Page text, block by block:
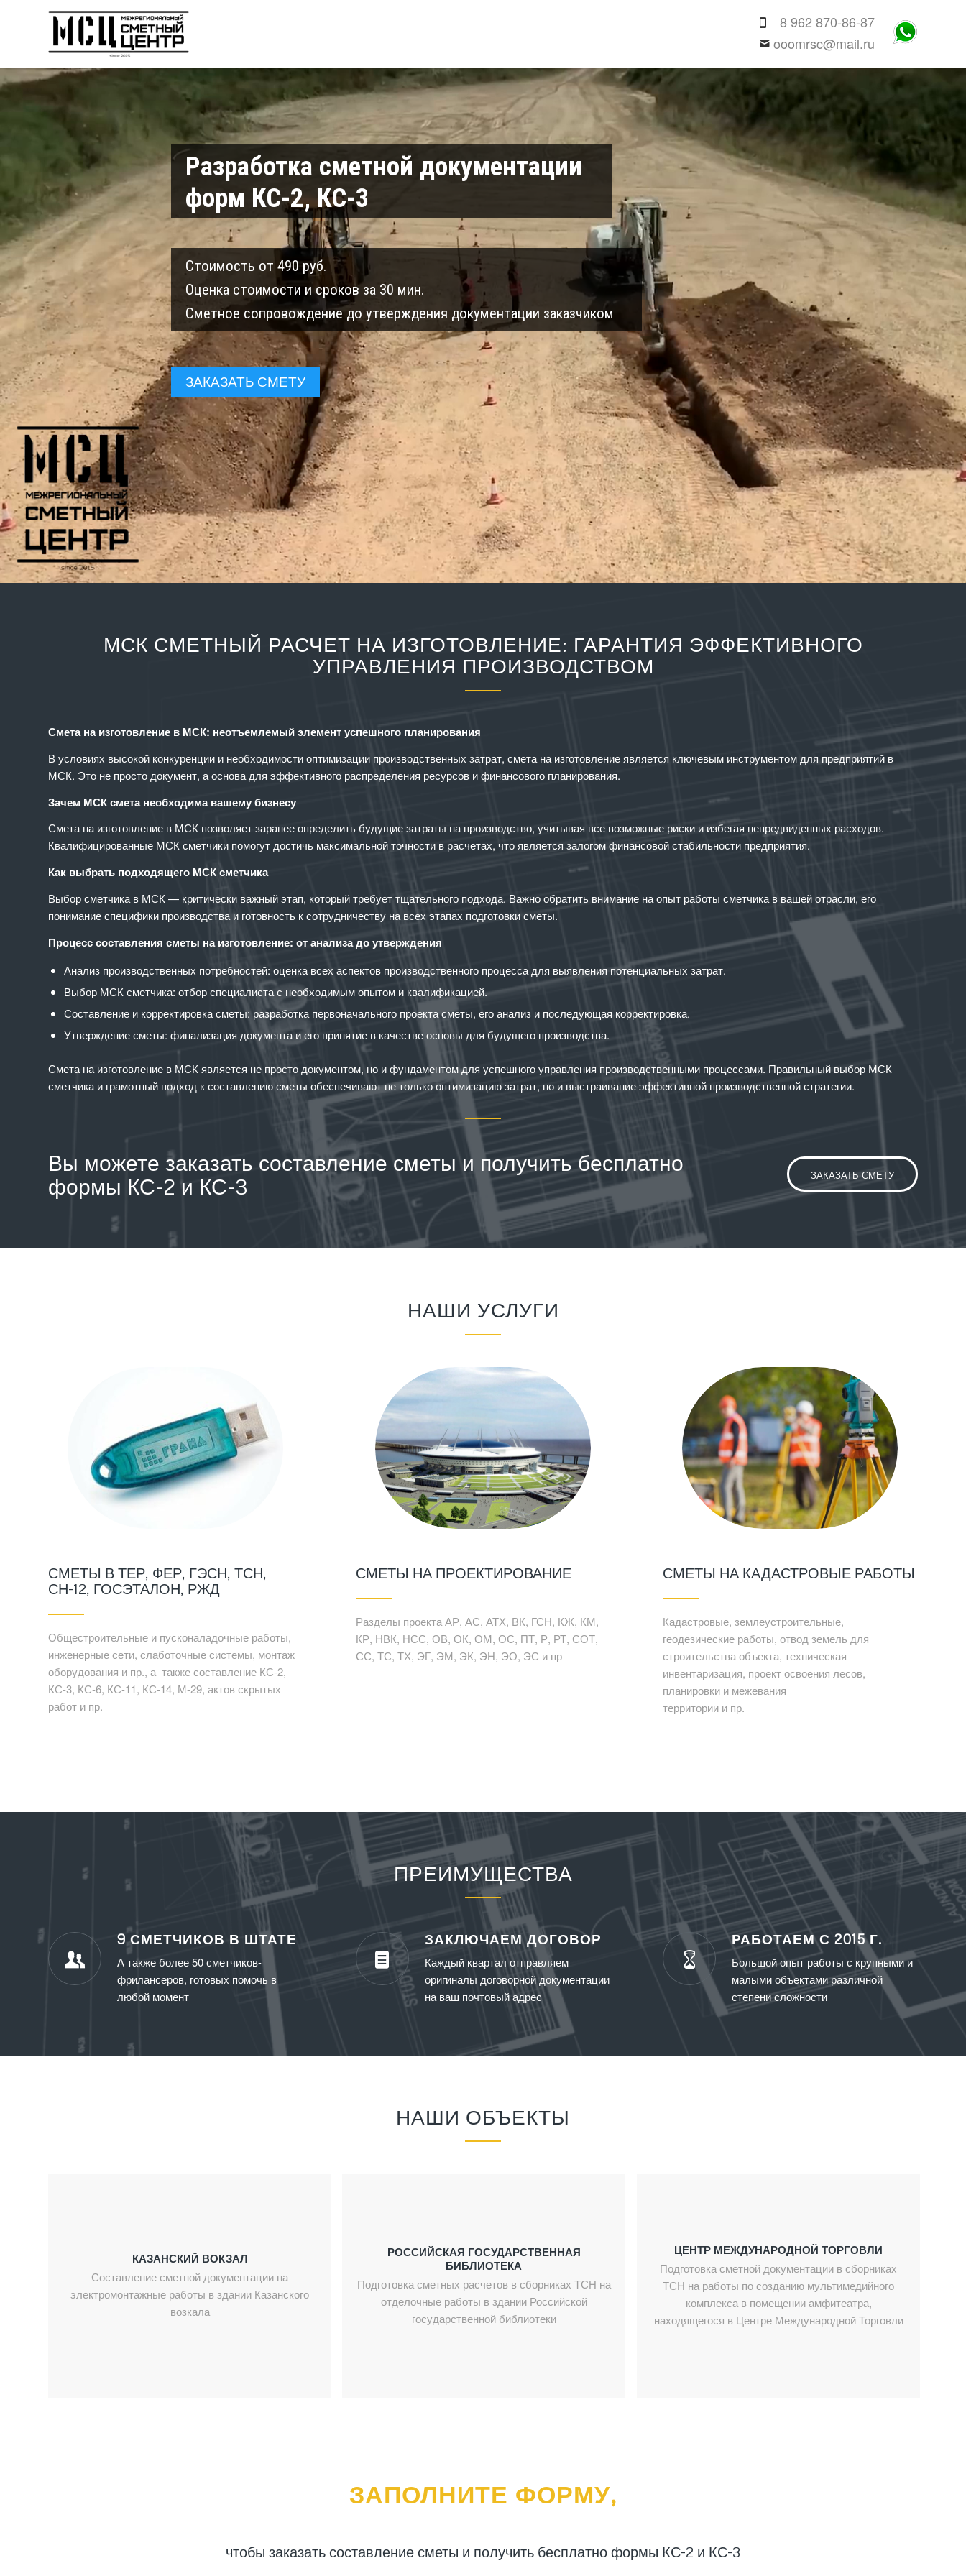
8 962 870-86-87
ooomrsc@mail.ru
Cтоимость от 490 руб.
Оценка стоимости и сроков за 30 мин.
Сметное сопровождение до утверждения документации заказчиком
Разработка сметной документации
форм КС-2, КС-3
ЗАКАЗАТЬ СМЕТУ
МСК СМЕТНЫЙ РАСЧЕТ НА ИЗГОТОВЛЕНИЕ: ГАРАНТИЯ ЭФФЕКТИВНОГО
УПРАВЛЕНИЯ ПРОИЗВОДСТВОМ
Смета на изготовление в МСК: неотъемлемый элемент успешного планирования
В условиях высокой конкуренции и необходимости оптимизации производственных затрат, смета на изготовление является ключевым инструментом для предприятий в
МСК. Это не просто документ, а основа для эффективного распределения ресурсов и финансового планирования.
Зачем МСК смета необходима вашему бизнесу
Смета на изготовление в МСК позволяет заранее определить будущие затраты на производство, учитывая все возможные риски и избегая непредвиденных расходов.
Квалифицированные МСК сметчики помогут достичь максимальной точности в расчетах, что является залогом финансовой стабильности предприятия.
Как выбрать подходящего МСК сметчика
Выбор сметчика в МСК — критически важный этап, который требует тщательного подхода. Важно обратить внимание на опыт работы сметчика в вашей отрасли, его
понимание специфики производства и готовность к сотрудничеству на всех этапах подготовки сметы.
Процесс составления сметы на изготовление: от анализа до утверждения
Анализ производственных потребностей: оценка всех аспектов производственного процесса для выявления потенциальных затрат.
Выбор МСК сметчика: отбор специалиста с необходимым опытом и квалификацией.
Составление и корректировка сметы: разработка первоначального проекта сметы, его анализ и последующая корректировка.
Утверждение сметы: финализация документа и его принятие в качестве основы для будущего производства.
Смета на изготовление в МСК является не просто документом, но и фундаментом для успешного управления производственными процессами. Правильный выбор МСК
сметчика и грамотный подход к составлению сметы обеспечивают не только оптимизацию затрат, но и выстраивание эффективной производственной стратегии.
Вы можете заказать составление сметы и получить бесплатно
формы КС-2 и КС-3
ЗАКАЗАТЬ СМЕТУ
НАШИ УСЛУГИ
СМЕТЫ В ТЕР, ФЕР, ГЭСН, ТСН,
СН-12, ГОСЭТАЛОН, РЖД
Общестроительные и пусконаладочные работы,
инженерные сети, слаботочные системы, монтаж
оборудования и пр., а также составление КС-2,
КС-3, КС-6, КС-11, КС-14, М-29, актов скрытых
работ и пр.
СМЕТЫ НА ПРОЕКТИРОВАНИЕ
Разделы проекта АР, АС, АТХ, ВК, ГСН, КЖ, КМ,
КР, НВК, НСС, ОВ, ОК, ОМ, ОС, ПТ, Р, РТ, СОТ,
СС, ТС, ТХ, ЭГ, ЭМ, ЭК, ЭН, ЭО, ЭС и пр
СМЕТЫ НА КАДАСТРОВЫЕ РАБОТЫ
Кадастровые, землеустроительные,
геодезические работы, отвод земель для
строительства объекта, техническая
инвентаризация, проект освоения лесов,
планировки и межевания
территории и пр.
ПРЕИМУЩЕСТВА
9 СМЕТЧИКОВ В ШТАТЕ
А также более 50 сметчиков-
фрилансеров, готовых помочь в
любой момент
ЗАКЛЮЧАЕМ ДОГОВОР
Каждый квартал отправляем
оригиналы договорной документации
на ваш почтовый адрес
РАБОТАЕМ С 2015 Г.
Большой опыт работы с крупными и
малыми объектами различной
степени сложности
НАШИ ОБЪЕКТЫ
КАЗАНСКИЙ ВОКЗАЛ
Составление сметной документации на
электромонтажные работы в здании Казанского
возкала
РОССИЙСКАЯ ГОСУДАРСТВЕННАЯ
БИБЛИОТЕКА
Подготовка сметных расчетов в сборниках ТСН на
отделочные работы в здании Российской
государственной библиотеки
ЦЕНТР МЕЖДУНАРОДНОЙ ТОРГОВЛИ
Подготовка сметной документации в сборниках
ТСН на работы по созданию мультимедийного
комплекса в помещении амфитеатра,
находящегося в Центре Международной Торговли
ЗАПОЛНИТЕ ФОРМУ,
чтобы заказать составление сметы и получить бесплатно формы КС-2 и КС-3